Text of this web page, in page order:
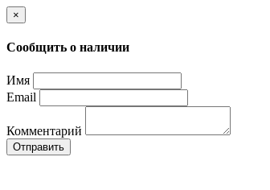
×
Сообщить о наличии
Имя
Email
Комментарий
Отправить